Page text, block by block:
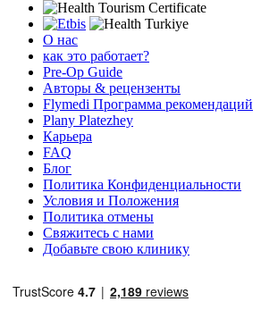
О нас
как это работает?
Pre-Op Guide
Авторы & рецензенты
Flymedi Программа рекомендаций
Plany Platezhey
Карьера
FAQ
Блог
Политика Конфиденциальности
Условия и Положения
Политика отмены
Свяжитесь с нами
Добавьте свою клинику